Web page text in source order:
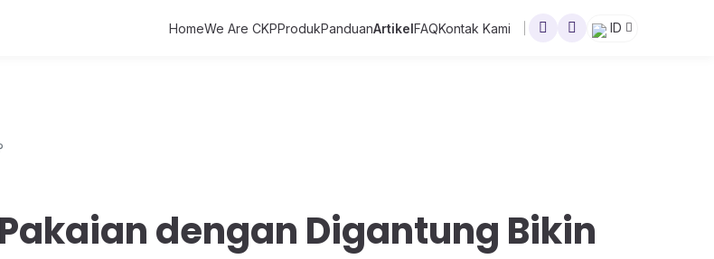
HomeWe Are CKPProdukPanduanArtikelFAQKontak Kami ID
dengan Digantung Bikin